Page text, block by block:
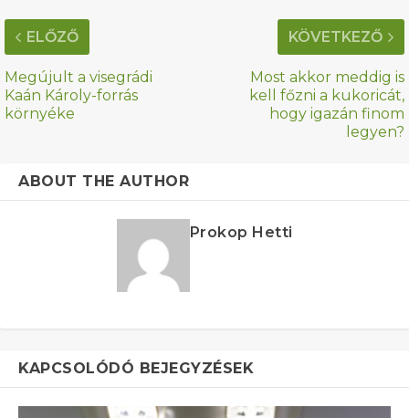
ELŐZŐ
Megújult a visegrádi
Kaán Károly-forrás
környéke
KÖVETKEZŐ
Most akkor meddig is
kell főzni a kukoricát,
hogy igazán finom
legyen?
ABOUT THE AUTHOR
Prokop Hetti
KAPCSOLÓDÓ BEJEGYZÉSEK